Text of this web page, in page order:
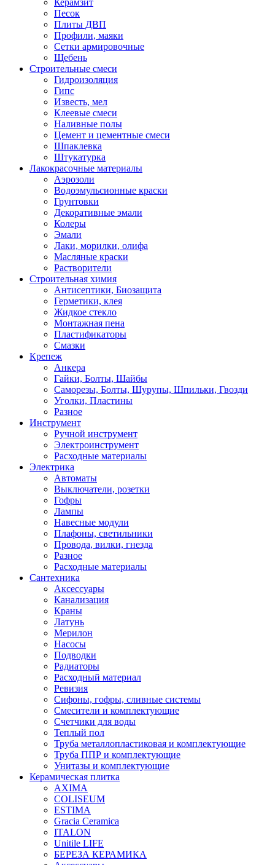
Керамзит
Песок
Плиты ДВП
Профили, маяки
Сетки армировочные
Щебень
Строительные смеси
Гидроизоляция
Гипс
Известь, мел
Клеевые смеси
Наливные полы
Цемент и цементные смеси
Шпаклевка
Штукатурка
Лакокрасочные материалы
Аэрозоли
Водоэмульсионные краски
Грунтовки
Декоративные эмали
Колеры
Эмали
Лаки, морилки, олифа
Масляные краски
Растворители
Строительная химия
Антисептики, Биозащита
Герметики, клея
Жидкое стекло
Монтажная пена
Пластификаторы
Смазки
Крепеж
Анкера
Гайки, Болты, Шайбы
Саморезы, Болты, Шурупы, Шпильки, Гвозди
Уголки, Пластины
Разное
Инструмент
Ручной инструмент
Электроинструмент
Расходные материалы
Электрика
Автоматы
Выключатели, розетки
Гофры
Лампы
Навесные модули
Плафоны, светильники
Провода, вилки, гнезда
Разное
Расходные материалы
Сантехника
Аксессуары
Канализация
Краны
Латунь
Мерилон
Насосы
Подводки
Радиаторы
Расходный материал
Ревизия
Сифоны, гофры, сливные системы
Смесители и комплектующие
Счетчики для воды
Теплый пол
Труба металлопластиковая и комплектующие
Труба ППР и комплектующие
Унитазы и комплектующие
Керамическая плитка
AXIMA
COLISEUM
ESTIMA
Gracia Ceramica
ITALON
Unitile LIFE
БЕРЕЗА КЕРАМИКА